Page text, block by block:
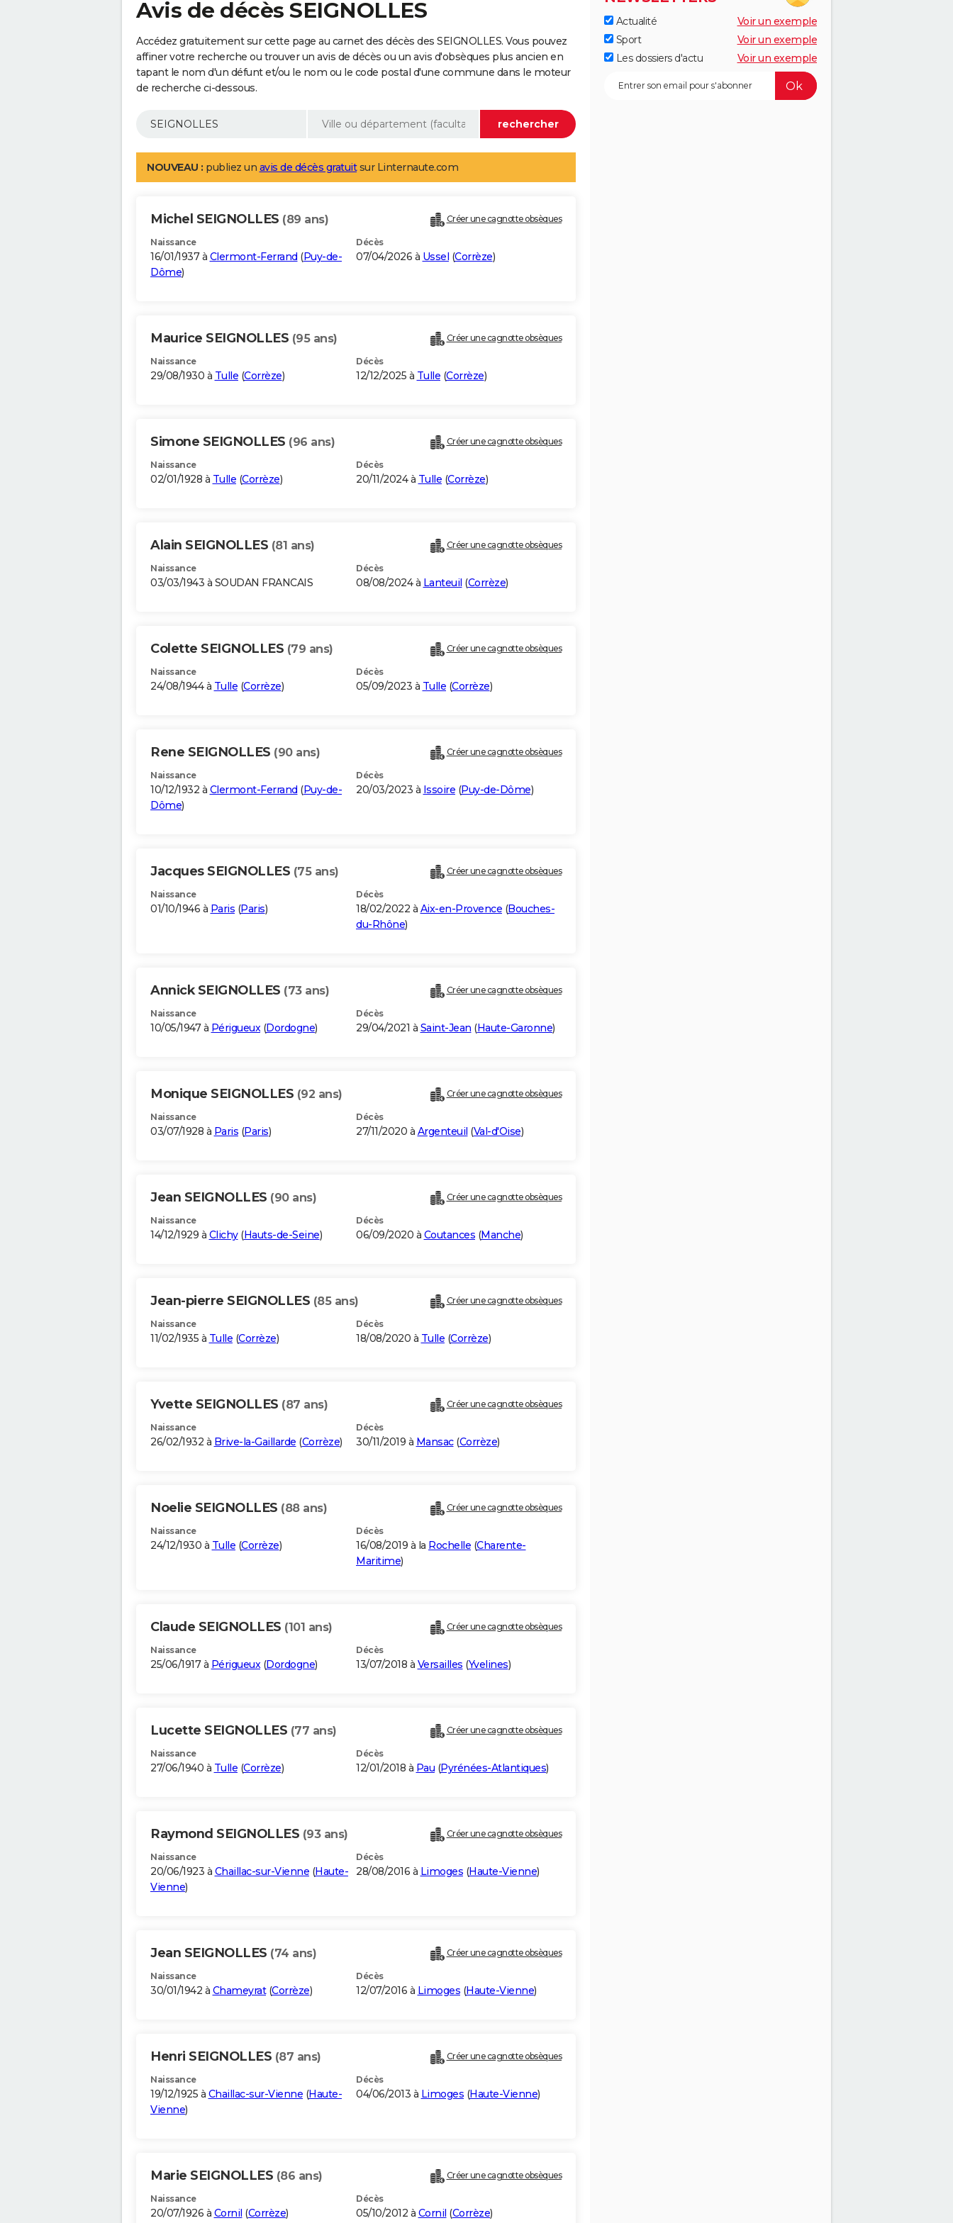
Avis de décès SEIGNOLLES
Accédez gratuitement sur cette page au carnet des décès des SEIGNOLLES. Vous pouvez
affiner votre recherche ou trouver un avis de décès ou un avis d'obsèques plus ancien en
tapant le nom d'un défunt et/ou le nom ou le code postal d'une commune dans le moteur
de recherche ci-dessous.
NOUVEAU : publiez un avis de décès gratuitsur Linternaute.com
Michel SEIGNOLLES (89 ans) Créer une cagnotte obsèques
Naissance
16/01/1937 à Clermont-Ferrand (Puy-de-
Dôme)
Décès
07/04/2026 à Ussel (Corrèze)
Maurice SEIGNOLLES (95 ans) Créer une cagnotte obsèques
Naissance
29/08/1930 à Tulle (Corrèze)
Décès
12/12/2025 à Tulle (Corrèze)
Simone SEIGNOLLES (96 ans) Créer une cagnotte obsèques
Naissance
02/01/1928 à Tulle (Corrèze)
Décès
20/11/2024 à Tulle (Corrèze)
Alain SEIGNOLLES (81 ans) Créer une cagnotte obsèques
Naissance
03/03/1943 à SOUDAN FRANCAIS
Décès
08/08/2024 à Lanteuil (Corrèze)
Colette SEIGNOLLES (79 ans) Créer une cagnotte obsèques
Naissance
24/08/1944 à Tulle (Corrèze)
Décès
05/09/2023 à Tulle (Corrèze)
Rene SEIGNOLLES (90 ans) Créer une cagnotte obsèques
Naissance
10/12/1932 à Clermont-Ferrand (Puy-de-
Dôme)
Décès
20/03/2023 à Issoire (Puy-de-Dôme)
Jacques SEIGNOLLES (75 ans) Créer une cagnotte obsèques
Naissance
01/10/1946 à Paris (Paris)
Décès
18/02/2022 à Aix-en-Provence (Bouches-
du-Rhône)
Annick SEIGNOLLES (73 ans) Créer une cagnotte obsèques
Naissance
10/05/1947 à Périgueux(Dordogne)
Décès
29/04/2021 à Saint-Jean (Haute-Garonne)
Monique SEIGNOLLES (92 ans) Créer une cagnotte obsèques
Naissance
03/07/1928 à Paris (Paris)
Décès
27/11/2020 à Argenteuil (Val-d'Oise)
Jean SEIGNOLLES (90 ans) Créer une cagnotte obsèques
Naissance
14/12/1929 à Clichy(Hauts-de-Seine)
Décès
06/09/2020 à Coutances (Manche)
Jean-pierre SEIGNOLLES (85 ans) Créer une cagnotte obsèques
Naissance
11/02/1935 à Tulle (Corrèze)
Décès
18/08/2020 à Tulle (Corrèze)
Yvette SEIGNOLLES (87 ans) Créer une cagnotte obsèques
Naissance
26/02/1932 à Brive-la-Gaillarde (Corrèze)
Décès
30/11/2019 à Mansac(Corrèze)
Noelie SEIGNOLLES (88 ans) Créer une cagnotte obsèques
Naissance
24/12/1930 à Tulle (Corrèze)
Décès
16/08/2019 à la Rochelle (Charente-
Maritime)
Claude SEIGNOLLES (101 ans) Créer une cagnotte obsèques
Naissance
25/06/1917 à Périgueux(Dordogne)
Décès
13/07/2018 à Versailles (Yvelines)
Lucette SEIGNOLLES (77 ans) Créer une cagnotte obsèques
Naissance
27/06/1940 à Tulle (Corrèze)
Décès
12/01/2018 à Pau (Pyrénées-Atlantiques)
Raymond SEIGNOLLES (93 ans) Créer une cagnotte obsèques
Naissance
20/06/1923 à Chaillac-sur-Vienne (Haute-
Vienne)
Décès
28/08/2016 à Limoges (Haute-Vienne)
Jean SEIGNOLLES (74 ans) Créer une cagnotte obsèques
Naissance
30/01/1942 à Chameyrat(Corrèze)
Décès
12/07/2016 à Limoges (Haute-Vienne)
Henri SEIGNOLLES (87 ans) Créer une cagnotte obsèques
Naissance
19/12/1925 à Chaillac-sur-Vienne (Haute-
Vienne)
Décès
04/06/2013 à Limoges (Haute-Vienne)
Marie SEIGNOLLES (86 ans) Créer une cagnotte obsèques
Naissance
20/07/1926 à Cornil (Corrèze)
Décès
05/10/2012 à Cornil (Corrèze)
Actualité
Voir un exemple
Sport
Voir un exemple
Les dossiers d'actu
Voir un exemple